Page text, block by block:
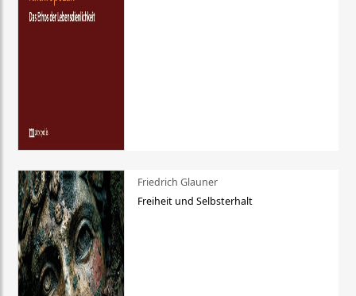
Friedrich Glauner
Freiheit und Selbsterhalt